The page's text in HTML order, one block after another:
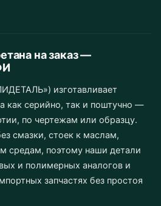
на заказ —
изготавливает
как серийно, так и поштучно —
по чертежам или образцу.
смазки, стоек к маслам,
средам, поэтому наши детали
и полимерных аналогов и
запчастях без простоя